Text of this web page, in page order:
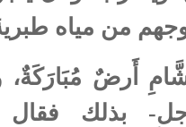
من مياه
أَرضٌ مُبَارَكَةٌ،
بذلك فقال